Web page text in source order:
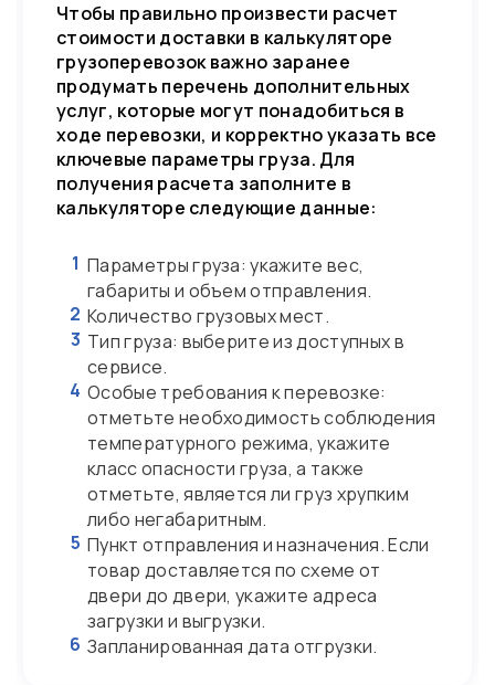
Чтобы правильно произвести расчет
стоимости доставки в калькуляторе
грузоперевозок важно заранее
продумать перечень дополнительных
услуг, которые могут понадобиться в
ходе перевозки, и корректно указать все
ключевые параметры груза. Для
получения расчета заполните в
калькуляторе следующие данные:
1 Параметры груза: укажите вес,
габариты и объем отправления.
2 Количество грузовых мест.
3 Тип груза: выберите из доступных в
сервисе.
4 Особые требования к перевозке:
отметьте необходимость соблюдения
температурного режима, укажите
класс опасности груза, а также
отметьте, является ли груз хрупким
либо негабаритным.
5 Пункт отправления и назначения. Если
товар доставляется по схеме от
двери до двери, укажите адреса
загрузки и выгрузки.
6 Запланированная дата отгрузки.